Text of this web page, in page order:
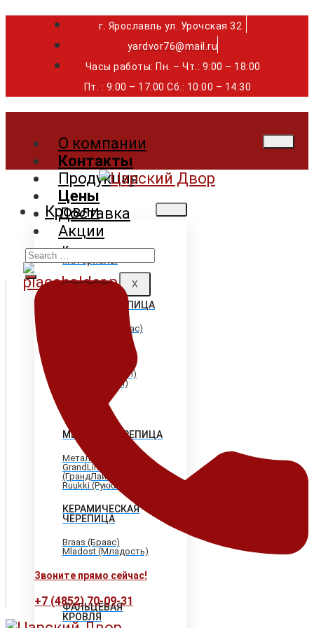
г. Ярославль ул. Урочская 32 ⁣⁣⁣⁣
yardvor76@mail.ru
Часы работы: Пн. – Чт.: 9:00 – 18:00
Пт. : 9:00 – 17:00 Сб.: 10:00 – 14:30
О компании
Контакты
Продукция
Цены
Доставка
Акции
X
Кровли
Кровельные
материалы
ГИБКАЯ ЧЕРЕПИЦА
Shinglas (Шинглас)
Katepal (Катепал)
Icopal (Икопал)
МЕТАЛЛОЧЕРЕПИЦА
МеталлПрофиль
GrandLine
(ГрандЛайн)
Ruukki (Рукки)
КЕРАМИЧЕСКАЯ
ЧЕРЕПИЦА
Braas (Браас)
Mladost (Младость)
ФАЛЬЦЕВАЯ
КРОВЛЯ
Search
for:
Звоните прямо сейчас!
+7 (4852) 70-09-31